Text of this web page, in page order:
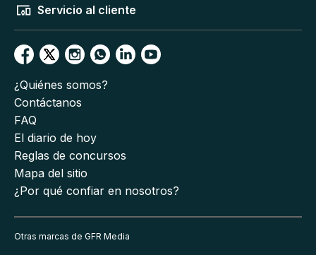
Servicio al cliente
¿Quiénes somos?
Contáctanos
FAQ
El diario de hoy
Reglas de concursos
Mapa del sitio
¿Por qué confiar en nosotros?
Otras marcas de GFR Media